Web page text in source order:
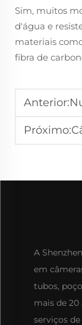
Sim, muitos
d'água e
materiais
fibra de
Anterior:
Próximo:
A
em
tubos,
mais de 20
serviços